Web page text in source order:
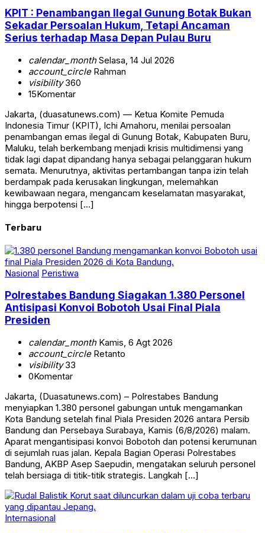
KPIT : Penambangan Ilegal Gunung Botak Bukan
Sekadar Persoalan Hukum, Tetapi Ancaman
Serius terhadap Masa Depan Pulau Buru
calendar_monthSelasa, 14 Jul 2026
account_circleRahman
visibility360
15Komentar
Jakarta, (duasatunews.com) — Ketua Komite Pemuda
Indonesia Timur (KPIT), Ichi Amahoru, menilai persoalan
penambangan emas ilegal di Gunung Botak, Kabupaten Buru,
Maluku, telah berkembang menjadi krisis multidimensi yang
tidak lagi dapat dipandang hanya sebagai pelanggaran hukum
semata. Menurutnya, aktivitas pertambangan tanpa izin telah
berdampak pada kerusakan lingkungan, melemahkan
kewibawaan negara, mengancam keselamatan masyarakat,
hingga berpotensi […]
Terbaru
Nasional Peristiwa
Polrestabes Bandung Siagakan 1.380 Personel
Antisipasi Konvoi Bobotoh Usai Final Piala
Presiden
calendar_monthKamis, 6 Agt 2026
account_circleRetanto
visibility33
0Komentar
Jakarta, (Duasatunews.com) – Polrestabes Bandung
menyiapkan 1.380 personel gabungan untuk mengamankan
Kota Bandung setelah final Piala Presiden 2026 antara Persib
Bandung dan Persebaya Surabaya, Kamis (6/8/2026) malam.
Aparat mengantisipasi konvoi Bobotoh dan potensi kerumunan
di sejumlah ruas jalan. Kepala Bagian Operasi Polrestabes
Bandung, AKBP Asep Saepudin, mengatakan seluruh personel
telah bersiaga di titik-titik strategis. Langkah […]
Internasional